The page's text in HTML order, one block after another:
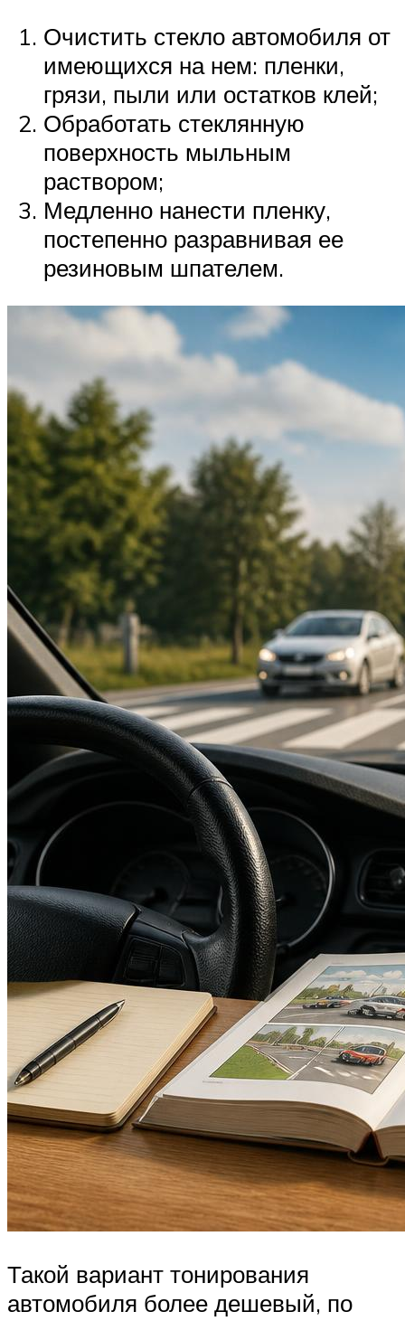
Очистить стекло автомобиля от
имеющихся на нем: пленки,
грязи, пыли или остатков клей;
Обработать стеклянную
поверхность мыльным
раствором;
Медленно нанести пленку,
постепенно разравнивая ее
резиновым шпателем.
Такой вариант тонирования
автомобиля более дешевый, по